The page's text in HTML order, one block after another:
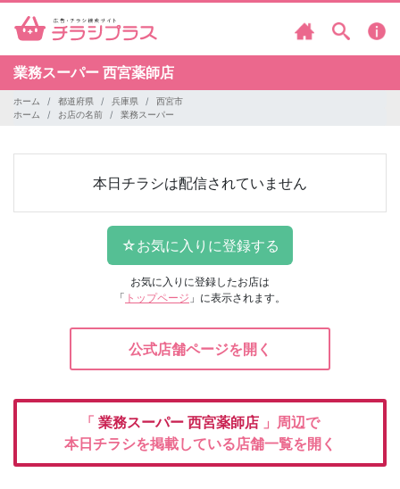
業務スーパー 西宮薬師店
ホーム 都道府県 兵庫県
西宮市
ホーム
お店の名前 業務スーパー
本日チラシは配信されていません
お気に入りに登録したお店は
「 トップページ 」に表示されます。
公式店舗ページを開く
「 業務スーパー 西宮薬師店 」周辺で
本日チラシを掲載している店舗一覧を開く